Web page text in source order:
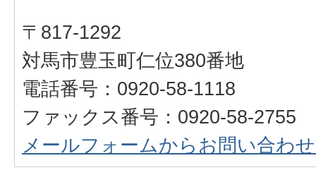
〒817-1292
対馬市豊玉町仁位380番地
電話番号：0920-58-1118
ファックス番号：0920-58-2755
メールフォームからお問い合わ